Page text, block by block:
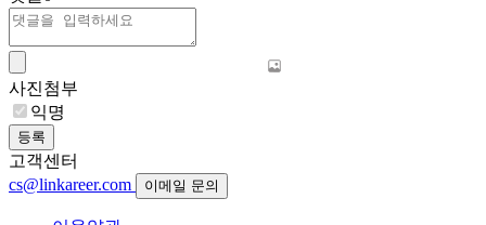
사진첨부
익명
등록
고객센터
cs@linkareer.com
이메일 문의